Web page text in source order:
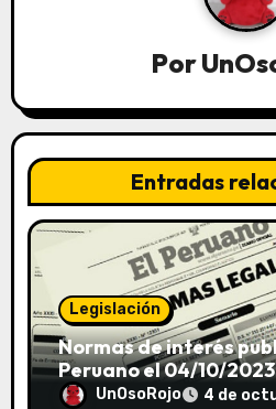
Por
Entradas
Legislación
Normas de interés
Peruano el 04/10/2023
UnOsoRojo 4 de